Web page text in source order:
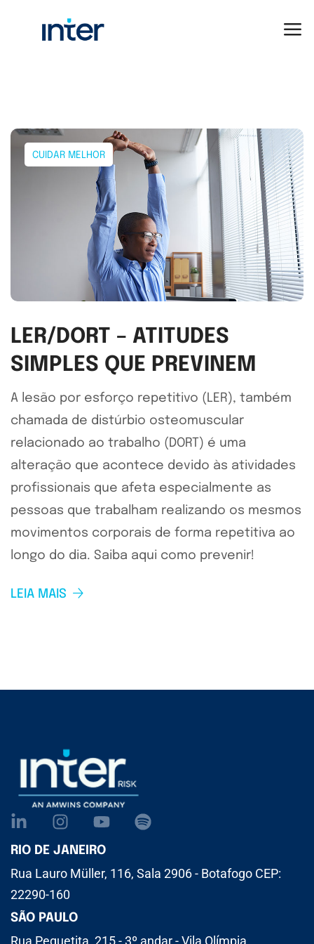
CUIDAR MELHOR
LER/DORT – ATITUDES
SIMPLES QUE PREVINEM
A lesão por esforço repetitivo (LER), também
chamada de distúrbio osteomuscular
relacionado ao trabalho (DORT) é uma
alteração que acontece devido às atividades
profissionais que afeta especialmente as
pessoas que trabalham realizando os mesmos
movimentos corporais de forma repetitiva ao
longo do dia. Saiba aqui como prevenir!
LEIA MAIS
RIO DE JANEIRO
Rua Lauro Müller, 116, Sala 2906 - Botafogo CEP:
22290-160
SÃO PAULO